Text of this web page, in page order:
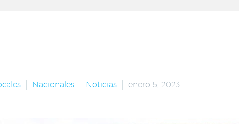
Nacionales Noticias enero 5, 2023